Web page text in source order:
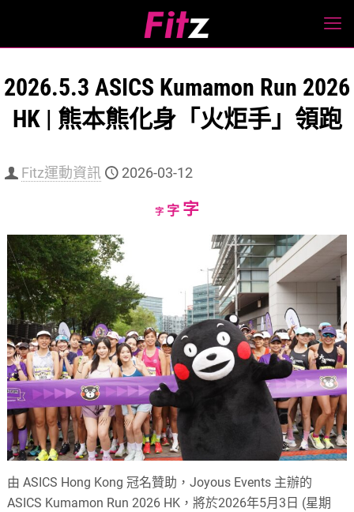
2026.5.3 ASICS Kumamon Run 2026
HK | 熊本熊化身「火炬手」領跑
Fitz運動資訊 2026-03-12
字Decrease
字Reset
字Increase
size.
由 ASICS Hong Kong 冠名贊助，Joyous Events 主辦的
ASICS Kumamon Run 2026 HK，將於2026年5月3日 (星期